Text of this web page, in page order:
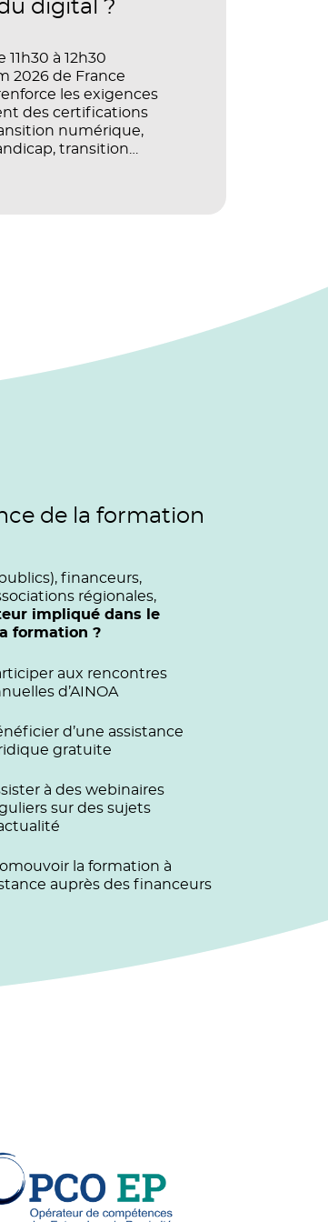
digital ?
11h30 à 12h30
2026 de France
les exigences
des certifications
numérique,
transition
impacts concrets pour
de la formation
financeurs,
régionales,
impliqué dans le
formation ?
aux rencontres
d’AINOA
d’une assistance
gratuite
à des webinaires
sur des sujets
la formation à
auprès des financeurs